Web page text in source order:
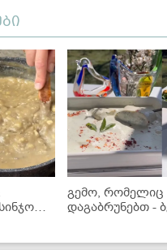
-
გემო, რომელიც
დაგაბრუნებთ -